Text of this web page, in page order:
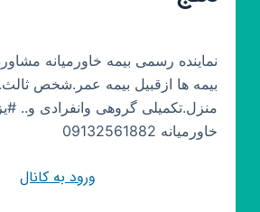
نماینده رسمی بیمه خاورمیانه
بیمه ها ازقبیل بیمه عمر.شخص
منزل.تکمیلی گروهی وانفرادی و..
خاورمیانه 09132561882
ورود به کانال